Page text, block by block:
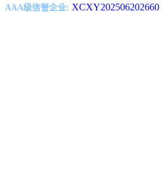
AAA级信誉企业: XCXY202506202660